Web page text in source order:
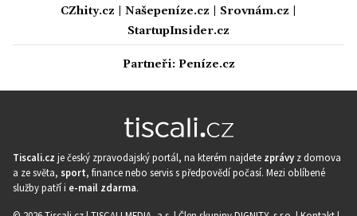
CZhity.cz
Našepeníze.cz Srovnám.cz
StartupInsider.cz
Partneři: Peníze.cz
Tiscali.cz je český zpravodajský portál, na kterém najdete zprávy z domova
a ze světa, sport, finance nebo servis s předpovědí počasí. Mezi oblíbené
služby patří i e-mail zdarma.